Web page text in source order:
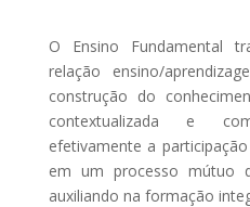
O Ensino Fundamental
relação ensino/
construção do
contextualizada e
efetivamente a
em um processo mútuo
auxiliando na formação